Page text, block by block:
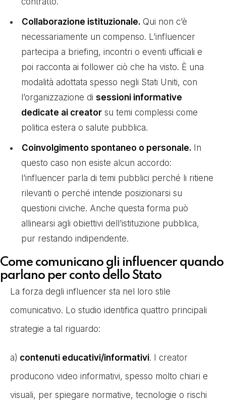
Collaborazione istituzionale. Qui non c’è
necessariamente un compenso. L’influencer
partecipa a briefing, incontri o eventi ufficiali e
poi racconta ai follower ciò che ha visto. È una
modalità adottata spesso negli Stati Uniti, con
l’organizzazione disessioni informative
dedicate ai creator su temi complessi come
politica estera o salute pubblica.
Coinvolgimento spontaneo o personale. In
questo caso non esiste alcun accordo:
l’influencer parla di temi pubblici perché li ritiene
rilevanti o perché intende posizionarsi su
questioni civiche. Anche questa forma può
allinearsi agli obiettivi dell’istituzione pubblica,
pur restando indipendente.
Come comunicano gli influencer quando
parlano per conto dello Stato
La forza degli influencer sta nel loro stile
comunicativo. Lo studio identifica quattro principali
strategie a tal riguardo:
a) contenuti educativi/informativi. I creator
producono video informativi, spesso molto chiari e
visuali, per spiegare normative, tecnologie o rischi